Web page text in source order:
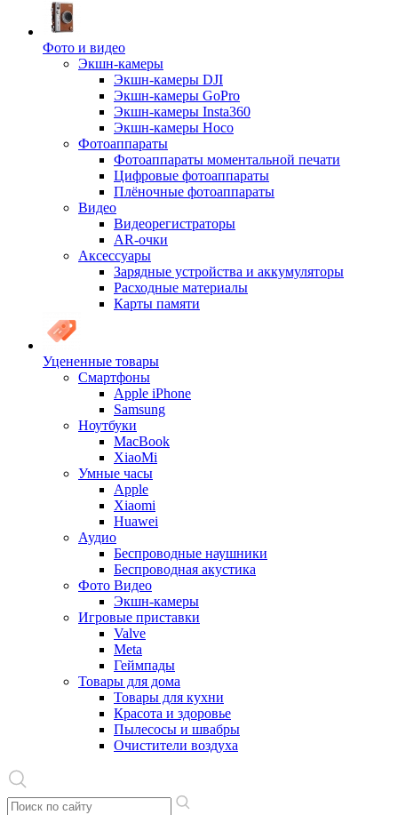
Фото и видео
Экшн-камеры
Экшн-камеры DJI
Экшн-камеры GoPro
Экшн-камеры Insta360
Экшн-камеры Hoco
Фотоаппараты
Фотоаппараты моментальной печати
Цифровые фотоаппараты
Плёночные фотоаппараты
Видео
Видеорегистраторы
AR-очки
Аксессуары
Зарядные устройства и аккумуляторы
Расходные материалы
Карты памяти
Уцененные товары
Cмартфоны
Apple iPhone
Samsung
Ноутбуки
MacBook
XiaoMi
Умные часы
Apple
Xiaomi
Huawei
Аудио
Беспроводные наушники
Беспроводная акустика
Фото Видео
Экшн-камеры
Игровые приставки
Valve
Meta
Геймпады
Товары для дома
Товары для кухни
Красота и здоровье
Пылесосы и швабры
Очистители воздуха